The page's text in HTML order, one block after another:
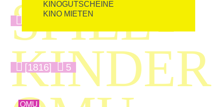
KINOGUTSCHEINE
KINO MIETEN
OMU
SPIEL
KINDER
[1816] 5